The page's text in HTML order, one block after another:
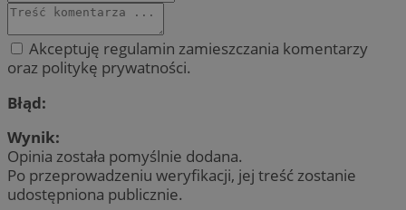
Akceptuję regulamin zamieszczania komentarzy
oraz politykę prywatności.
Błąd:
Wynik:
Opinia została pomyślnie dodana.
Po przeprowadzeniu weryfikacji, jej treść zostanie
udostępniona publicznie.